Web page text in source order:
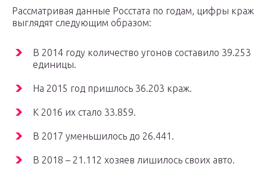
Рассматривая данные Росстата по годам, цифры краж
выглядят следующим образом:
В 2014 году количество угонов составило 39.253
единицы.
На 2015 год пришлось 36.203 краж.
К 2016 их стало 33.859.
В 2017 уменьшилось до 26.441.
В 2018 – 21.112 хозяев лишилось своих авто.